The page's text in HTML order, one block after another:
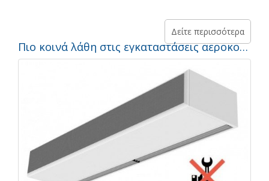
Δείτε περισσότερα
Πιο κοινά λάθη στις εγκαταστάσεις αεροκουρτινών